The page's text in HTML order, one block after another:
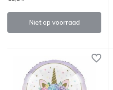
Niet op voorraad